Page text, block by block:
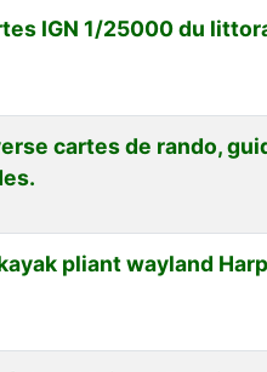
IGN 1/25000 du
cartes de rando,
pliant wayland